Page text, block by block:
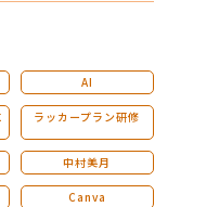
AI
ラッカープラン研修
中村美月
Canva